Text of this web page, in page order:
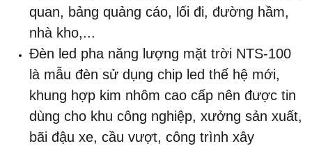
quan, bảng quảng cáo, lối đi, đường hầm,
nhà kho,...
Đèn led pha năng lượng mặt trời NTS-100
là mẫu đèn sử dụng chip led thế hệ mới,
khung hợp kim nhôm cao cấp nên được tin
dùng cho khu công nghiệp, xưởng sản xuất,
bãi đậu xe, cầu vượt, công trình xây